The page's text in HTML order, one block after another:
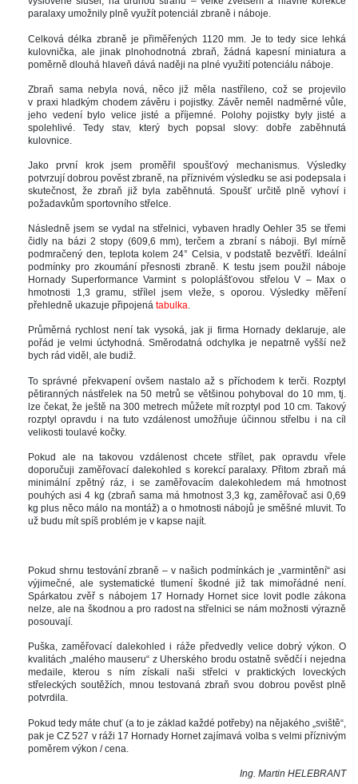
paralaxy umožnily plně využít potenciál zbraně i náboje.
Celková délka zbraně je přiměřených 1120 mm. Je to tedy sice lehká
kulovnička, ale jinak plnohodnotná zbraň, žádná kapesní miniatura a
poměrně dlouhá hlaveň dává naději na plné využití potenciálu náboje.
Zbraň sama nebyla nová, něco již měla nastříleno, což se projevilo
v praxi hladkým chodem závěru i pojistky. Závěr neměl nadměrné vůle,
jeho vedení bylo velice jisté a příjemné. Polohy pojistky byly jisté a
polehlivé. Tedy stav, který bych popsal slovy: dobře zaběhnutá
kulovnice.
Jako první krok jsem proměřil spoušťový mechanismus. Výsledky
potvrzují dobrou pověst zbraně, na příznivém výsledku se asi podepsala i
kutečnost, že zbraň již byla zaběhnutá. Spoušť určitě plně vyhoví i
požadavkům sportovního střelce.
Následně jsem se vydal na střelnici, vybaven hradly Oehler 35 se třemi
čidly na bázi 2 stopy (609,6 mm), terčem a zbraní s náboji. Byl mírně
podmračený den, teplota kolem 24° Celsia, v podstatě bezvětří. Ideální
podmínky pro zkoumání přesnosti zbraně. K testu jsem použil náboje
Hornady Superformance Varmint s poloplášťovou střelou V – Max o
hmotnosti 1,3 gramu, střílel jsem vleže, s oporou. Výsledky měření
přehledně ukazuje připojená tabulka.
Průměrná rychlost není tak vysoká, jak ji firma Hornady deklaruje, ale
pořád je velmi úctyhodná. Směrodatná odchylka je nepatrně vyšší než
bych rád viděl, ale budiž.
To správné překvapení ovšem nastalo až s příchodem k terči. Rozptyl
pětiranných nástřelek na 50 metrů se většinou pohyboval do 10 mm, tj.
lze čekat, že ještě na 300 metrech můžete mít rozptyl pod 10 cm. Takový
rozptyl opravdu i na tuto vzdálenost umožňuje účinnou střelbu i na cíl
velikosti toulavé kočky.
Pokud ale na takovou vzdálenost chcete střílet, pak opravdu vřele
doporučuji zaměřovací dalekohled s korekcí paralaxy. Přitom zbraň má
minimální zpětný ráz, i se zaměřovacím dalekohledem má hmotnost
pouhých asi 4 kg (zbraň sama má hmotnost 3,3 kg, zaměřovač asi 0,69
kg plus něco málo na montáž) a o hmotnosti nábojů je směšné mluvit. To
už budu mít spíš problém je v kapse najít.
Pokud shrnu testování zbraně – v našich podmínkách je „varmintění“ asi
výjimečné, ale systematické tlumení škodné již tak mimořádné není.
Spárkatou zvěř s nábojem 17 Hornady Hornet sice lovit podle zákona
nelze, ale na škodnou a pro radost na střelnici se nám možnosti výrazně
posouvají.
Puška, zaměřovací dalekohled i ráže předvedly velice dobrý výkon. O
kvalitách „malého mauseru“ z Uherského brodu ostatně svědčí i nejedna
medaile, kterou s ním získali naši střelci v praktických loveckých
třeleckých soutěžích, mnou testovaná zbraň svou dobrou pověst plně
potvrdila.
Pokud tedy máte chuť (a to je základ každé potřeby) na nějakého „sviště“,
pak je CZ 527 v ráži 17 Hornady Hornet zajímavá volba s velmi příznivým
poměrem výkon / cena.
Ing. Martin HELEBRANT